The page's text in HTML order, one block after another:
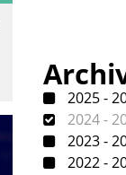
2025 -
2024 -
2023 -
2022 -